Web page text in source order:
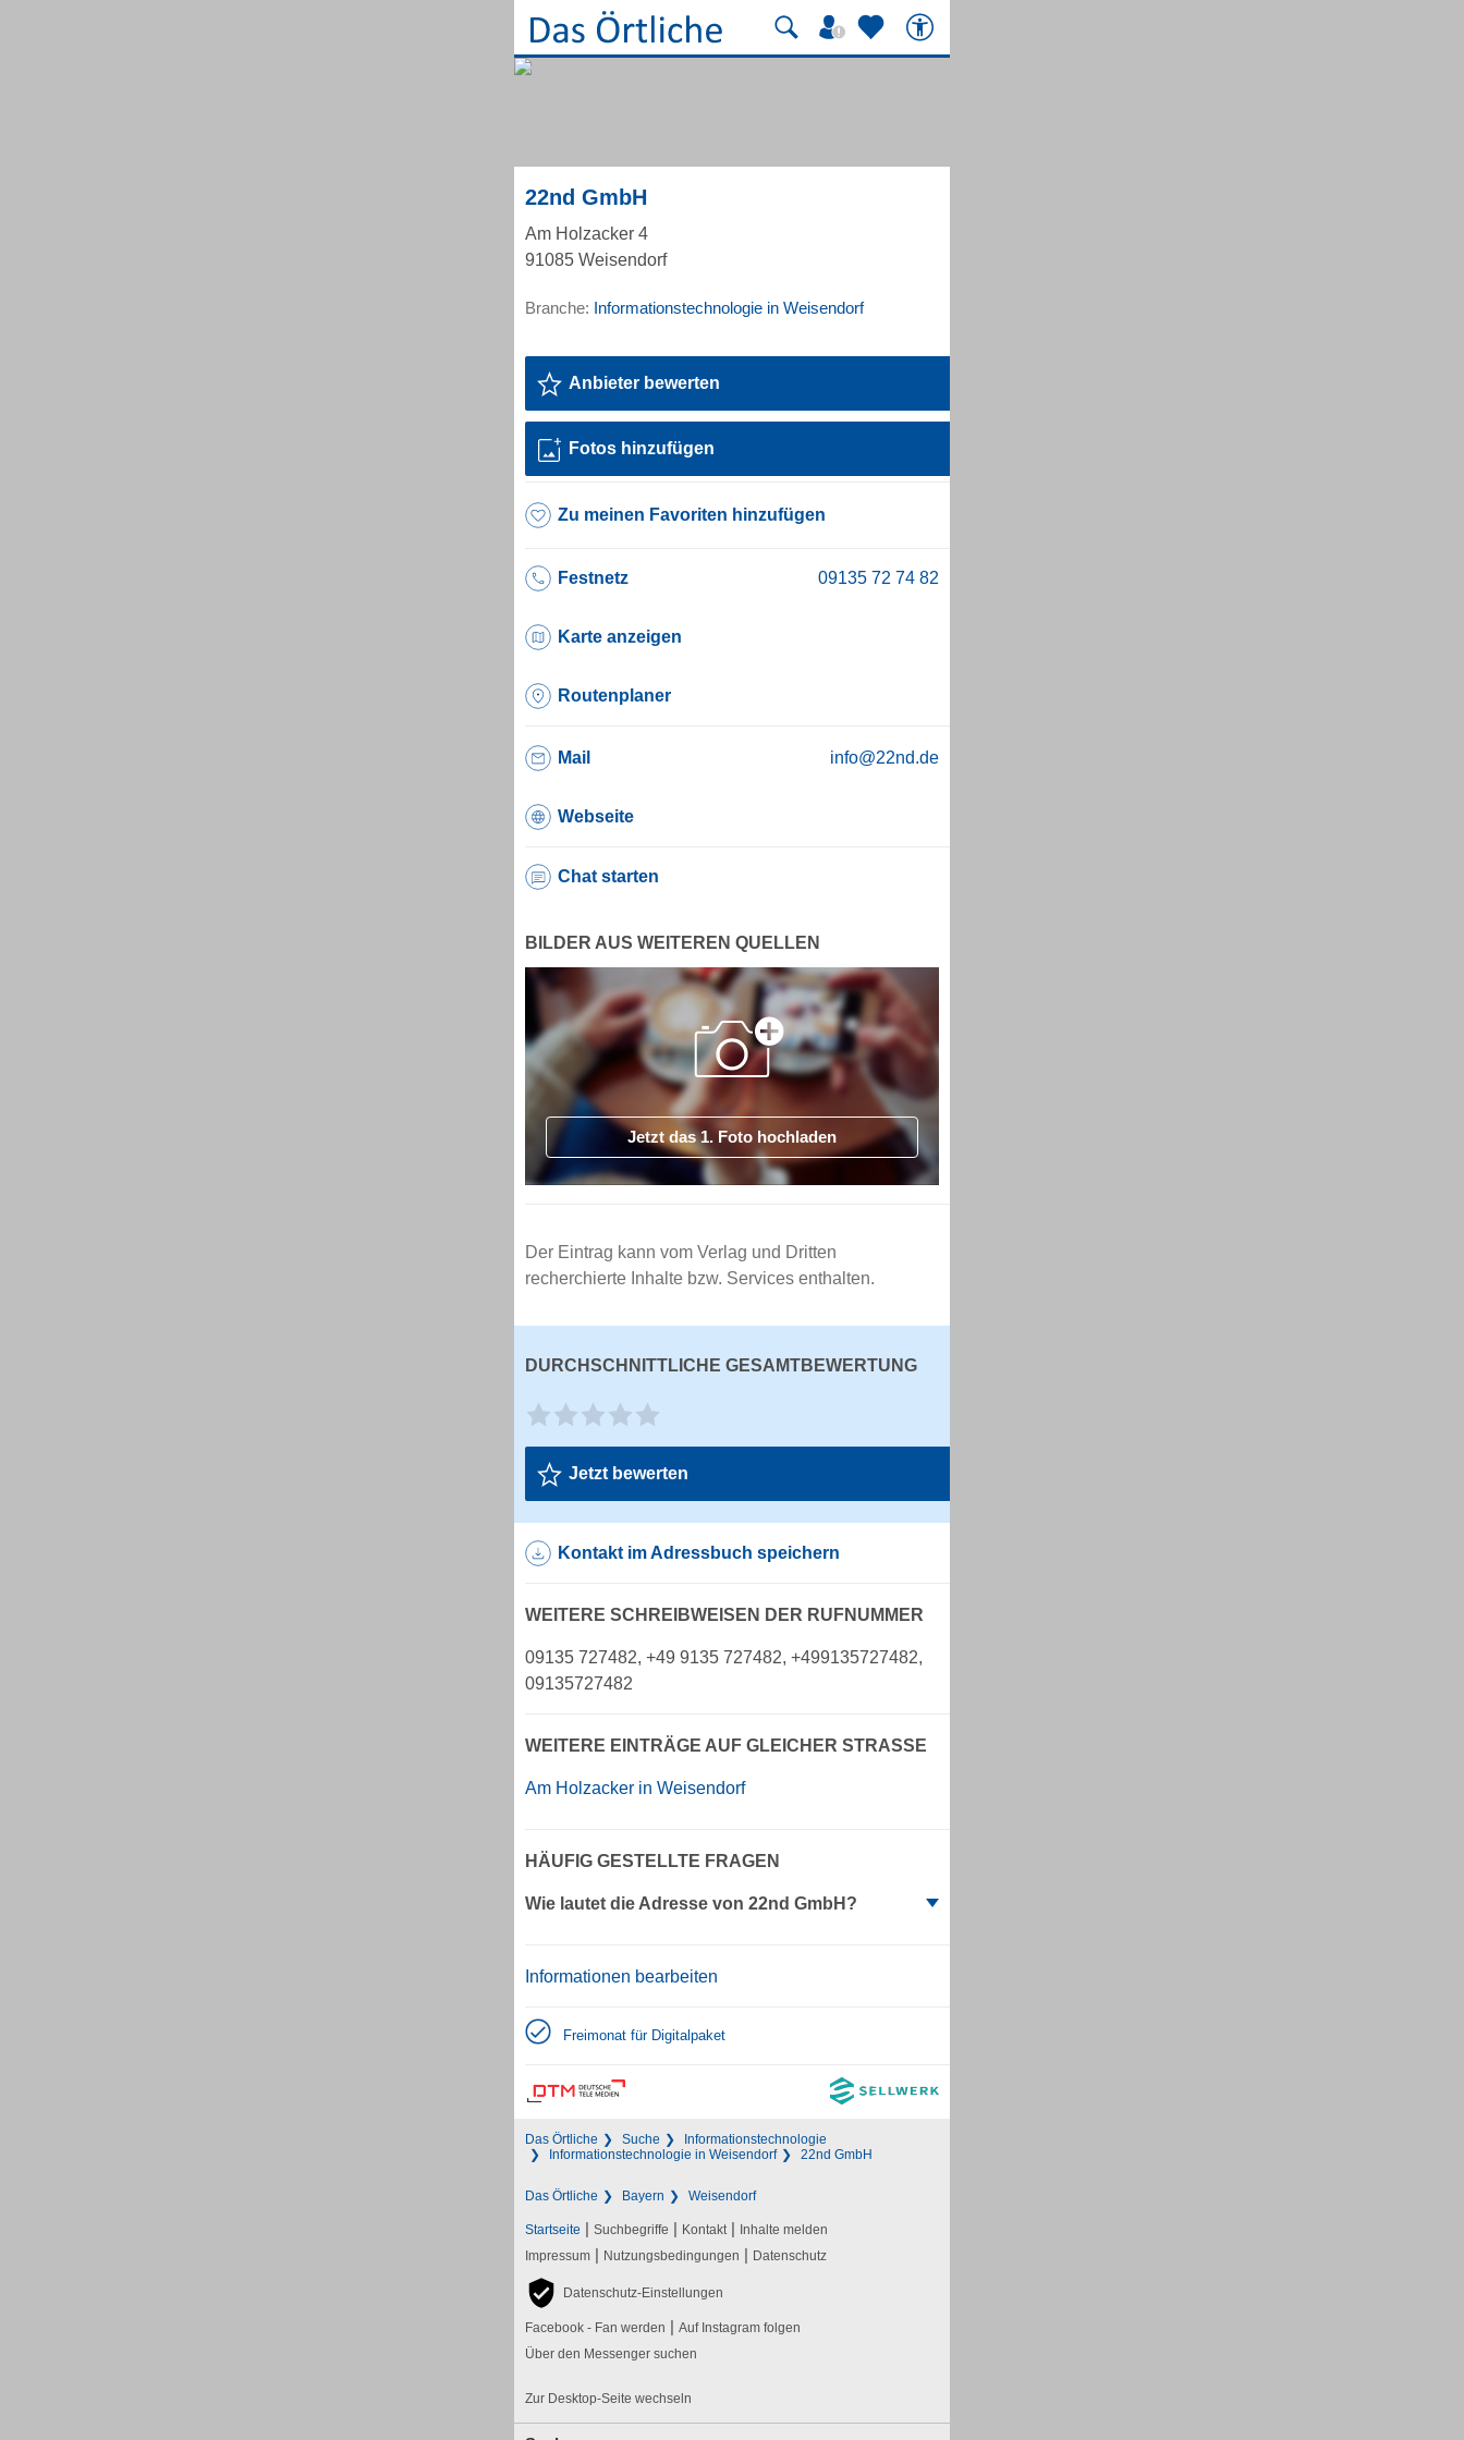
22nd GmbH
Am Holzacker 4
91085 Weisendorf
Branche: Informationstechnologie in Weisendorf
Anbieter bewerten
Fotos hinzufügen
Zu meinen Favoriten hinzufügen
Festnetz
Karte anzeigen
Routenplaner
Mail info@22nd.de
Webseite
Chat starten
BILDER AUS WEITEREN QUELLEN
Jetzt das 1. Foto hochladen
Der Eintrag kann vom Verlag und Dritten
recherchierte Inhalte bzw. Services enthalten.
DURCHSCHNITTLICHE GESAMTBEWERTUNG
Jetzt bewerten
Kontakt im Adressbuch speichern
WEITERE SCHREIBWEISEN DER RUFNUMMER
09135 727482, +49 9135 727482, +499135727482,
09135727482
WEITERE EINTRÄGE AUF GLEICHER STRASSE
Am Holzacker in Weisendorf
HÄUFIG GESTELLTE FRAGEN
Wie lautet die Adresse von 22nd GmbH?
Informationen bearbeiten
Freimonat für Digitalpaket
Das Örtliche Suche
Informationstechnologie
Informationstechnologie in Weisendorf
22nd GmbH
Das Örtliche Bayern Weisendorf
Startseite | Suchbegriffe | Kontakt | Inhalte melden
Impressum | Nutzungsbedingungen | Datenschutz
Datenschutz-Einstellungen
Facebook - Fan werden | Auf Instagram folgen
Über den Messenger suchen
Zur Desktop-Seite wechseln